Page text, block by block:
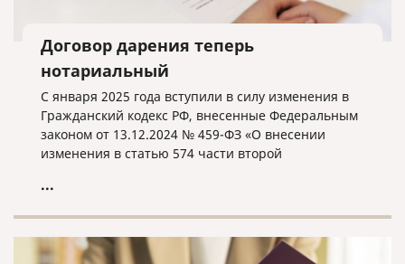
Договор дарения теперь
нотариальный
С января 2025 года вступили в силу изменения в
Гражданский кодекс РФ, внесенные Федеральным
законом от 13.12.2024 № 459-ФЗ «О внесении
изменения в статью 574 части второй
...